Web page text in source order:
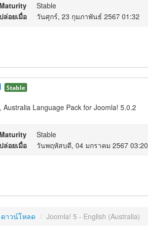
Maturity
Stable
อยเมื่อ
วันศุกร์, 23 กุมภาพันธ์ 2567 01:32
Stable
Australia Language Pack for Joomla! 5.0.2
Maturity
Stable
อยเมื่อ
วันพฤหัสบดี, 04 มกราคม 2567 03:20
ดาวน์โหลด / Joomla! 5 - English (Australia)